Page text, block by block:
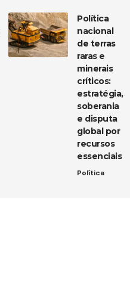
Política
nacional
de terras
raras e
minerais
críticos:
estratégia,
soberania
e disputa
global por
recursos
essenciais
Política